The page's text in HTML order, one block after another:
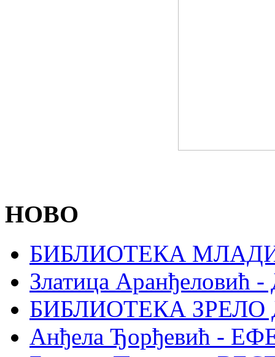
НОВО
БИБЛИОТЕКА
Златица
БИБЛИОТЕКА ЗРЕЛО
Анђела Ђорђевић -